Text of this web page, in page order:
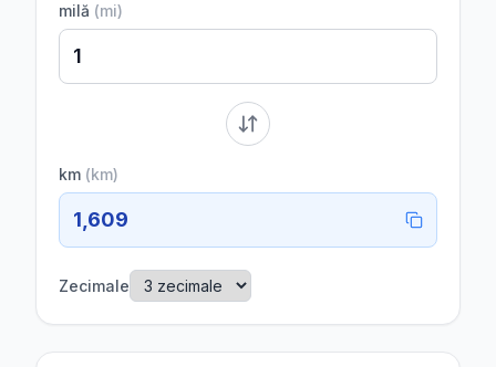
milă (mi)
km (km)
1,609
Zecimale